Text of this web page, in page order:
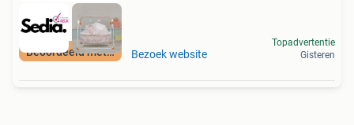
Beoordeeld met 9+ Bezoek website
Topadvertentie
Gisteren